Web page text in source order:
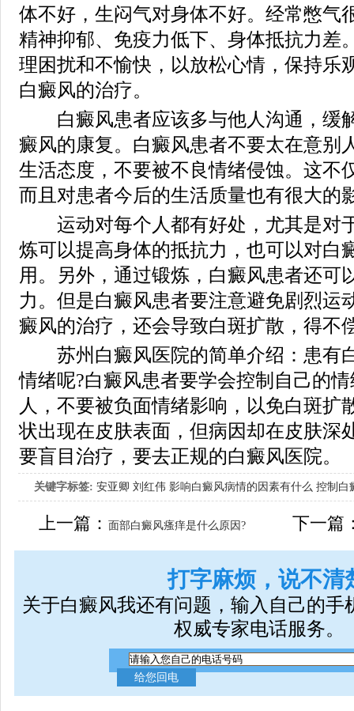
体不好，生闷气对身体不好。经常憋气
精神抑郁、免疫力低下、身体抵抗力差
理困扰和不愉快，以放松心情，保持乐
白癜风的治疗。
白癜风患者应该多与他人沟通，缓
癜风的康复。白癜风患者不要太在意别
生活态度，不要被不良情绪侵蚀。这不
而且对患者今后的生活质量也有很大的
运动对每个人都有好处，尤其是对
炼可以提高身体的抵抗力，也可以对白
用。另外，通过锻炼，白癜风患者还可
力。但是白癜风患者要注意避免剧烈运
癜风的治疗，还会导致白斑扩散，得不
苏州白癜风医院的简单介绍：患有
情绪呢?白癜风患者要学会控制自己的
人，不要被负面情绪影响，以免白斑扩
状出现在皮肤表面，但病因却在皮肤深
要盲目治疗，要去正规的白癜风医院。
关键字标签: 安亚卿 刘红伟 影响白癜风病情的因素有什么 控制白
女生应该如何治疗呢
上一篇：面部白癜风瘙痒是什么原因? 下一篇
打字麻烦，说不清
关于白癜风我还有问题，输入自己的手
权威专家电话服务。